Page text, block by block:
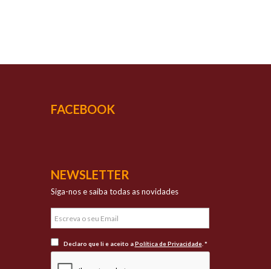
FACEBOOK
NEWSLETTER
Siga-nos e saiba todas as novidades
Declaro que li e aceito aPolítica de Privacidade. *